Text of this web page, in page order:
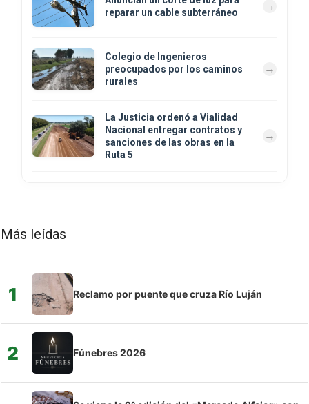
reparar un cable subterráneo
Colegio de Ingenieros
preocupados por los caminos
rurales
La Justicia ordenó a Vialidad
Nacional entregar contratos y
sanciones de las obras en la
Ruta 5
Más leídas
1 Reclamo por puente que cruza Río Luján
2 Fúnebres 2026